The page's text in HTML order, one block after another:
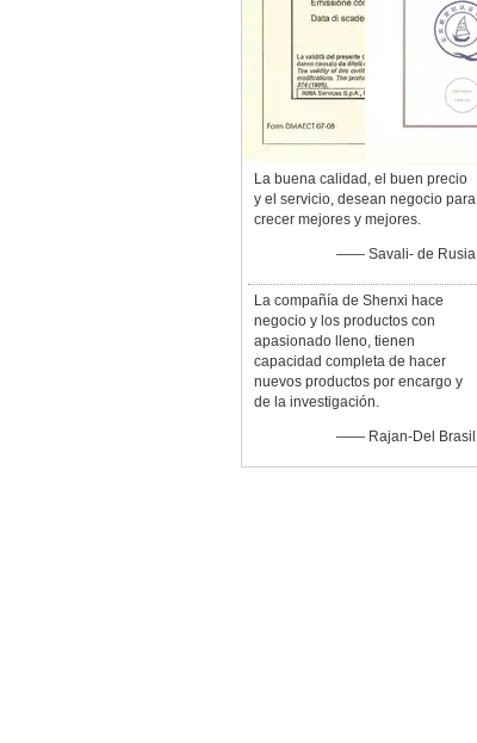
La buena calidad, el buen precio
y el servicio, desean negocio para
crecer mejores y mejores.
—— Savali- de Rusia
La compañía de Shenxi hace
negocio y los productos con
apasionado lleno, tienen
capacidad completa de hacer
nuevos productos por encargo y
de la investigación.
—— Rajan-Del Brasil